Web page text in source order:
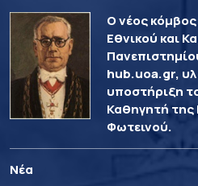
Ο νέος
Εθνικού και
hub.uoa.gr,
υποστήριξη
Καθηγητή της
Φωτεινού.
Νέα